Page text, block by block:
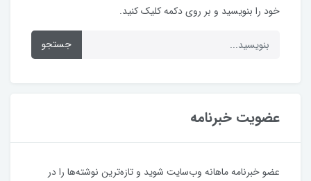
خود را بنویسید و بر روی دکمه کلیک کنید.
جستجو
عضویت خبرنامه
عضو خبرنامه ماهانه وب‌سایت شوید و تازه‌ترین نوشته‌ها را در